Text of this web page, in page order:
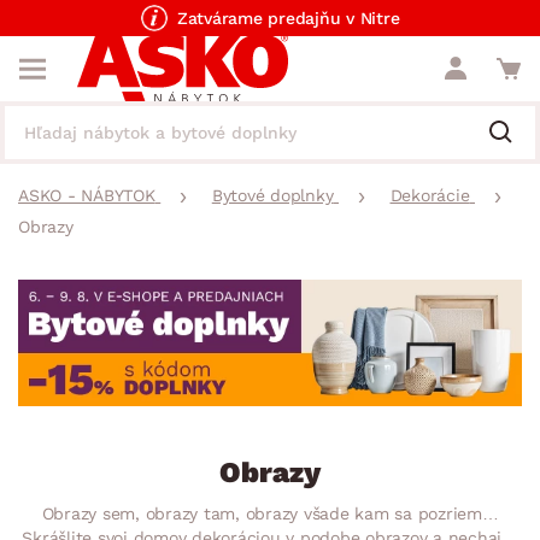
Zatvárame predajňu v Nitre
ASKO - NÁBYTOK Bytové doplnky
Dekorácie
Obrazy
Obrazy
Obrazy sem, obrazy tam, obrazy všade kam sa pozriem…